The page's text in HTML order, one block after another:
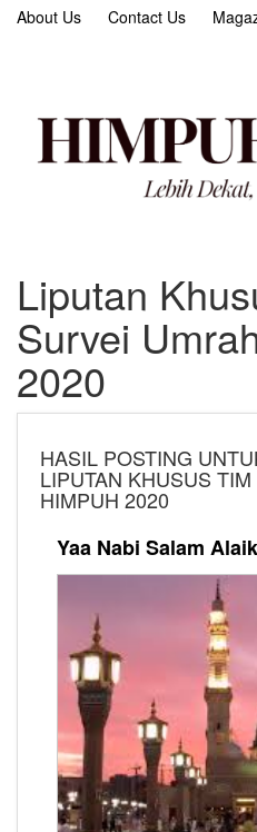
About Us Contact Us
Liputan
Survei
2020
HASIL POSTING
LIPUTAN KHUSUS
HIMPUH 2020